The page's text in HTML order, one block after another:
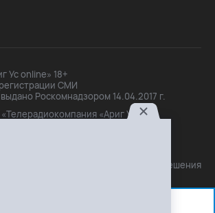
Ус online» 18+
СМИ
Роскомнадзором 14.04.2017 г.
«Ариг Ус»,
Маханова О.Б.
30-14,
только с письменного разрешения
прямая активная ссылка на
файлы cookie и сервисы аналитики.